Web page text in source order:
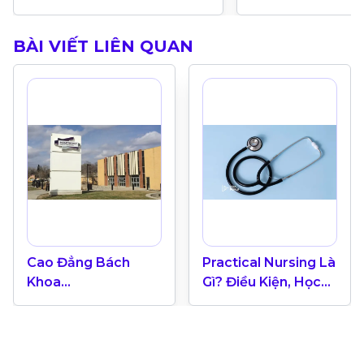
BÀI VIẾT LIÊN QUAN
Cao Đẳng Bách
Khoa
Saskatchewan
Practical Nursing Là
Gì? Điều Kiện, Học
Phí & Career Path